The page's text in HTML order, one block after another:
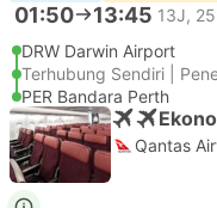
01:50 13:45 13J,
DRW Darwin Airport
Terhubung Sendiri |
PER Bandara Perth
Qantas